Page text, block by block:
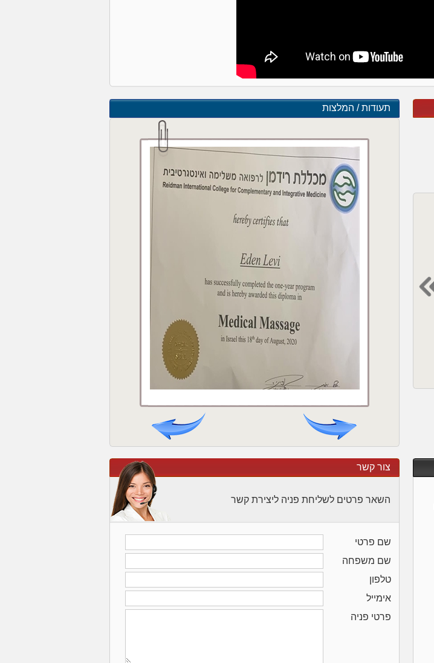
תעודות / המלצות
צור קשר
שם פרטי
שם משפחה
טלפון
אימייל
פרטי פניה
השאר פרטים לשליחת פניה ליצירת קשר